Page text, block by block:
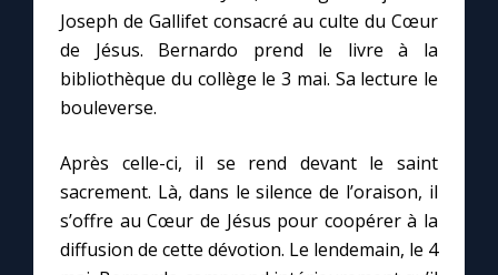
Joseph de Gallifet consacré au culte du Cœur
de Jésus. Bernardo prend le livre à la
bibliothèque du collège le 3 mai. Sa lecture le
bouleverse.
Après celle-ci, il se rend devant le saint
sacrement. Là, dans le silence de l’oraison, il
s’offre au Cœur de Jésus pour coopérer à la
diffusion de cette dévotion. Le lendemain, le 4